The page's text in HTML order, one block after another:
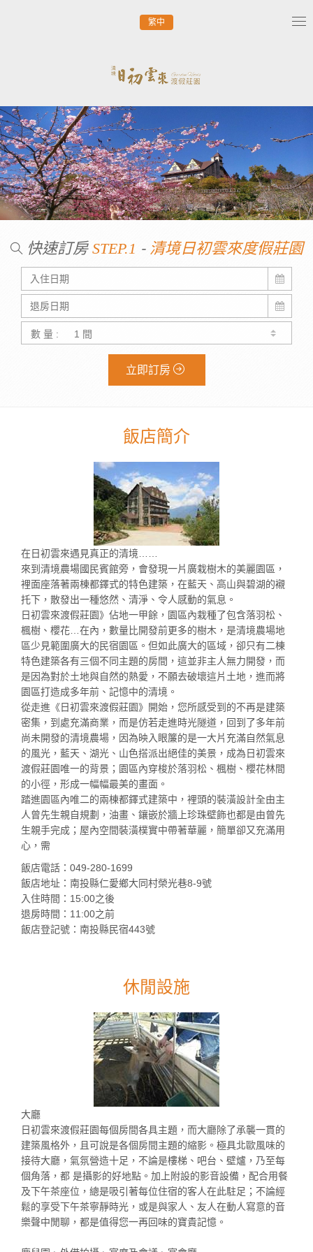
繁中
快速訂房 STEP.1 - 清境日初雲來度假莊園
數 量 :
立即訂房
飯店簡介
在日初雲來遇見真正的清境……
來到清境農場國民賓館旁，會發現一片廣栽樹木的美麗園區，
裡面座落著兩棟都鐸式的特色建築，在藍天、高山與碧湖的襯
托下，散發出一種悠然、清淨、令人感動的氣息。
日初雲來渡假莊園》佔地一甲餘，園區內栽種了包含落羽松、
楓樹、櫻花…在內，數量比開發前更多的樹木，是清境農場地
區少見範圍廣大的民宿園區。但如此廣大的區域，卻只有二棟
特色建築各有三個不同主題的房間，這並非主人無力開發，而
是因為對於土地與自然的熱愛，不願去破壞這片土地，進而將
園區打造成多年前、記憶中的清境。
從走進《日初雲來渡假莊園》開始，您所感受到的不再是建築
密集，到處充滿商業，而是仿若走進時光隧道，回到了多年前
尚未開發的清境農場，因為映入眼簾的是一大片充滿自然氣息
的風光，藍天、湖光、山色搭派出絕佳的美景，成為日初雲來
渡假莊園唯一的背景；園區內穿梭於落羽松、楓樹、櫻花林間
的小徑，形成一幅幅最美的畫面。
踏進園區內唯二的兩棟都鐸式建築中，裡頭的裝潢設計全由主
人曾先生親自規劃，油畫、鑲嵌於牆上珍珠壁飾也都是由曾先
生親手完成；屋內空間裝潢樸實中帶著華麗，簡單卻又充滿用
心，需
飯店電話：049-280-1699
飯店地址：南投縣仁愛鄉大同村榮光巷8-9號
入住時間：15:00之後
退房時間：11:00之前
飯店登記號：南投縣民宿443號
休閒設施
大廳
日初雲來渡假莊園每個房間各具主題，而大廳除了承襲一貫的
建築風格外，且可說是各個房間主題的縮影。極具北歐風味的
接待大廳，氣氛營造十足，不論是樓梯、吧台、壁爐，乃至每
個角落，都 是攝影的好地點。加上附設的影音設備，配合用餐
及下午茶座位，總是吸引著每位住宿的客人在此駐足；不論經
鬆的享受下午茶寧靜時光，或是與家人、友人在動人寫意的音
樂聲中閒聊，都是值得您一再回味的寶貴記憶。